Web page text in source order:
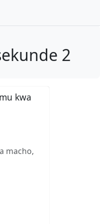
2
kwa
macho,